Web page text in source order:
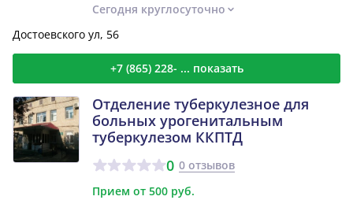
Сегодня круглосуточно
Достоевского ул, 56
+7 (865) 228- ... показать
Отделение туберкулезное для
больных урогенитальным
туберкулезом ККПТД
0 0 отзывов
Прием от 500 руб.